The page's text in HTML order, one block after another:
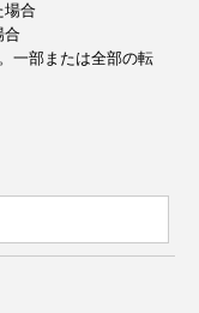
場合
合
一部または全部の転